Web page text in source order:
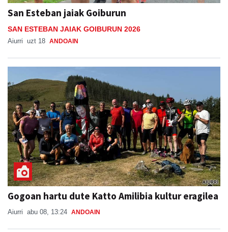
San Esteban jaiak Goiburun
SAN ESTEBAN JAIAK GOIBURUN 2026
Aiurri uzt 18 ANDOAIN
Gogoan hartu dute Katto Amilibia kultur eragilea
Aiurri abu 08, 13:24 ANDOAIN